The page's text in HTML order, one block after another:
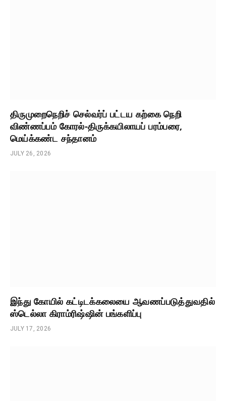
திருமுறைநெறிச் செல்வர்ப் பட்டய கற்கை நெறி
விண்ணப்பம் கோரல்-திருக்கயிலாயப் பரம்பரை,
மெய்க்கண்ட சந்தானம்
JULY 26, 2026
இந்து கோயில் கட்டிடக்கலையை ஆவணப்படுத்துவதில்
ஸ்டெல்லா கிராம்ரிஷ்ஷின் பங்களிப்பு
JULY 17, 2026